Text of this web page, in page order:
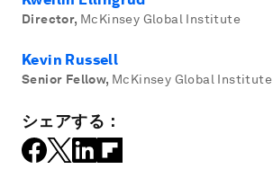
Director, McKinsey Global Institute
Kevin Russell
Senior Fellow, McKinsey Global Institute
シェアする：